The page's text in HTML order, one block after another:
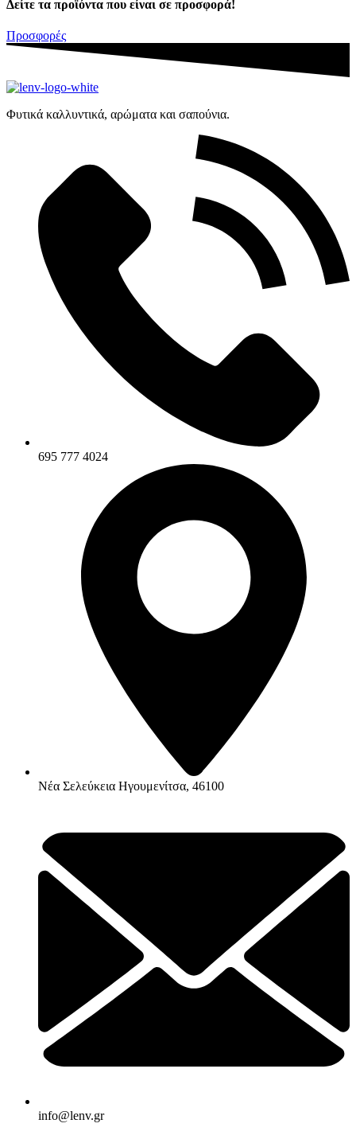
Δείτε τα προϊόντα που είναι σε προσφορά!
Προσφορές
Φυτικά καλλυντικά, αρώματα και σαπούνια.
695 777 4024
Νέα Σελεύκεια Ηγουμενίτσα, 46100
info@lenv.gr